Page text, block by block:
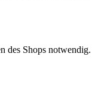
des Shops notwendig.